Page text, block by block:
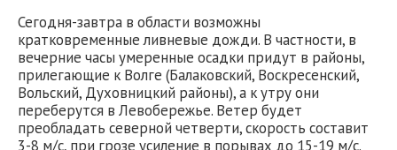
Сегодня-завтра в области возможны
кратковременные ливневые дожди. В частности, в
вечерние часы умеренные осадки придут в районы,
прилегающие к Волге (Балаковский, Воскресенский,
Вольский, Духовницкий районы), а к утру они
переберутся в Левобережье. Ветер будет
преобладать северной четверти, скорость составит
3-8 м/с, при грозе усиление в порывах до 15-19 м/с.